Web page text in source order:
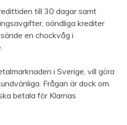
till 30 dagar samt
oändliga krediter
en chockvåg i
i Sverige, vill göra
Frågan är dock om
betala för Klarnas